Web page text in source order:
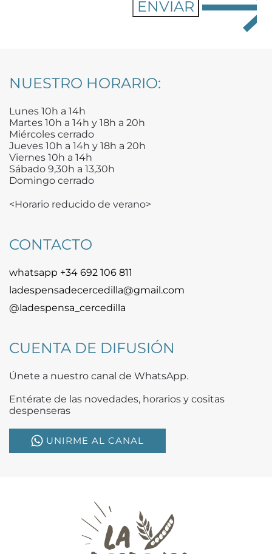
NUESTRO HORARIO:
Lunes 10h a 14h
Martes 10h a 14h y 18h a 20h
Miércoles cerrado
Jueves 10h a 14h y 18h a 20h
Viernes 10h a 14h
Sábado 9,30h a 13,30h
Domingo cerrado
<Horario reducido de verano>
CONTACTO
whatsapp +34 692 106 811
ladespensadecercedilla@gmail.com
@ladespensa_cercedilla
CUENTA DE DIFUSIÓN
Únete a nuestro canal de WhatsApp.
Entérate de las novedades, horarios y cositas
despenseras
UNIRME AL CANAL